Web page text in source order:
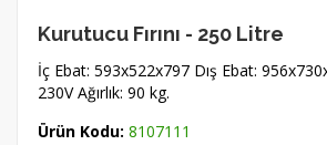
Kurutucu Fırını - 250 Litre
İç Ebat: 593x522x797 Dış Ebat:
230V Ağırlık: 90 kg.
Ürün Kodu: 8107111